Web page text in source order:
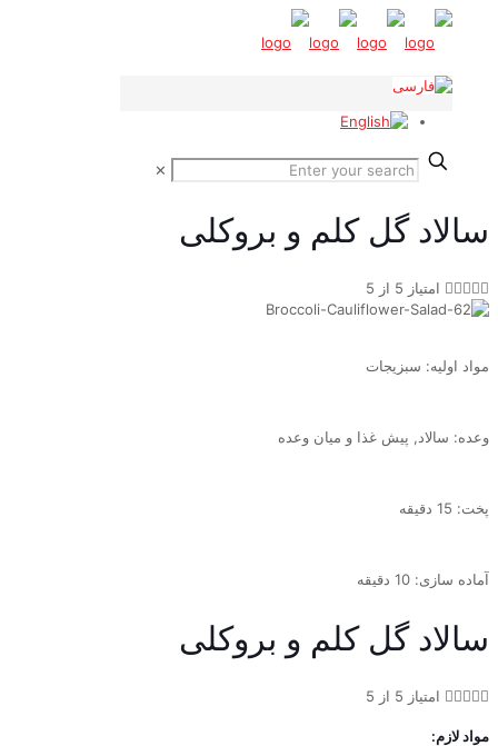
✕
سالاد گل کلم و بروکلی
 امتیاز 5 از 5
مواد اولیه: سبزیجات
وعده: سالاد, پیش غذا و میان وعده
پخت: 15 دقیقه
آماده سازی: 10 دقیقه
سالاد گل کلم و بروکلی
 امتیاز 5 از 5
مواد لازم: